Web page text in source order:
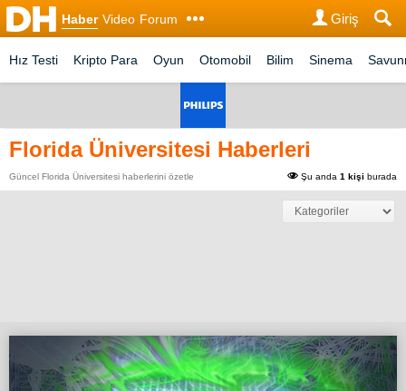
Haber Video Forum Giriş
Hız Testi Kripto Para Oyun Otomobil Bilim Sinema
Florida Üniversitesi Haberleri
Güncel Florida Üniversitesi haberlerini özetle Şu anda 1 kişi burada